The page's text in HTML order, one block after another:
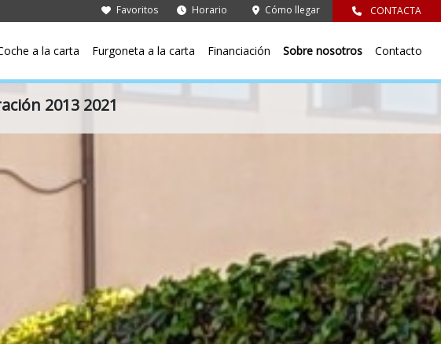
Favoritos Horario Cómo llegar CONTACTA
a la carta Furgoneta a la carta Financiación Sobre nosotros Contacto
2013 2021